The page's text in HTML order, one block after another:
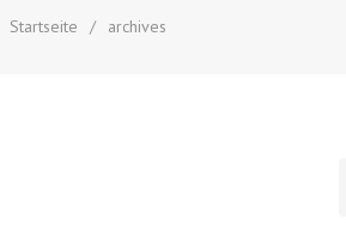
Startseite / archives